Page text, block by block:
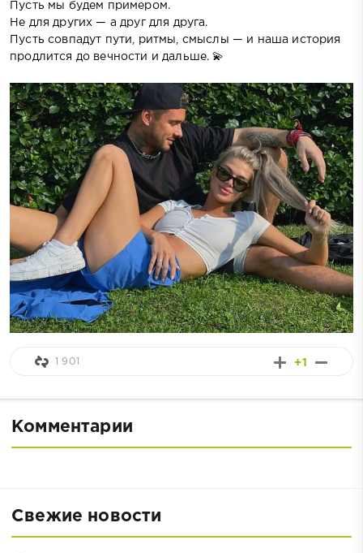
Пусть мы будем примером.
Не для других — а друг для друга.
Пусть совпадут пути, ритмы, смыслы — и наша история
продлится до вечности и дальше. 💫
+1
1 901
Комментарии
Свежие новости